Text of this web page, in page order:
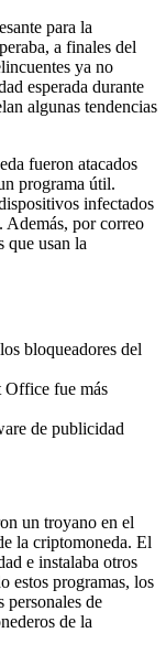
para la
a finales del
ya no
esperada durante
algunas tendencias
fueron atacados
programa útil.
infectados
Además, por correo
que usan la
bloqueadores del
Office fue más
de publicidad
un troyano en el
la criptomoneda. El
e instalaba otros
estos programas, los
personales de
de la